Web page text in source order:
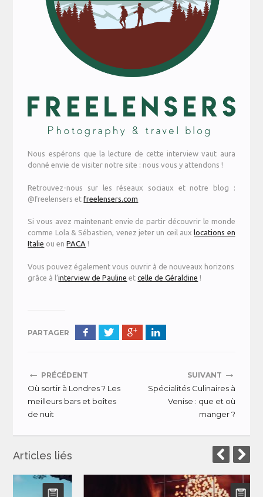
Nous espérons que la lecture de cette interview vaut aura
donné envie de visiter notre site : nous vous y attendons !
Retrouvez-nous sur les réseaux sociaux et notre blog :
@freelensers etfreelensers.com
Si vous avez maintenant envie de partir découvrir le monde
comme Lola & Sébastien, venez jeter un œil aux locations en
Italie ou enPACA !
Vous pouvez également vous ouvrir à de nouveaux horizons
grâce à l’interview de Pauline etcelle de Géraldine !
PARTAGER
← PRÉCÉDENT
Où sortir à Londres ? Les
meilleurs bars et boîtes
de nuit
SUIVANT →
Spécialités Culinaires à
Venise : que et où
manger ?
Articles liés